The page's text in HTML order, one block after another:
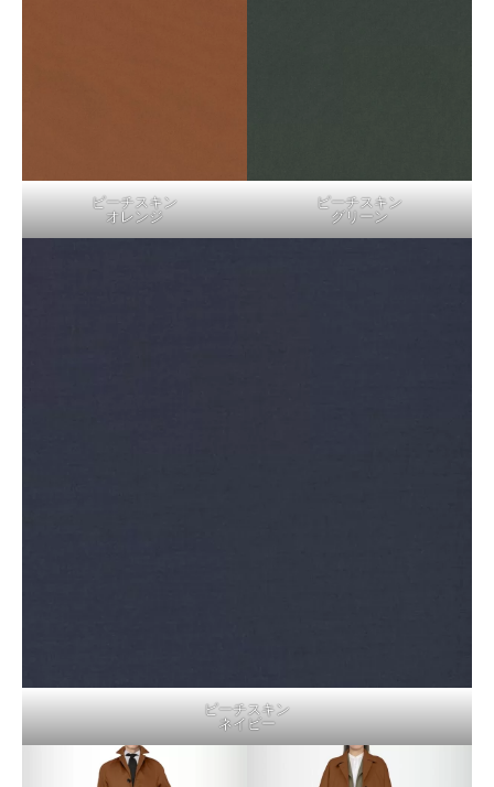
ピーチスキン
オレンジ
ピーチスキン
グリーン
ピーチスキン
ネイビー